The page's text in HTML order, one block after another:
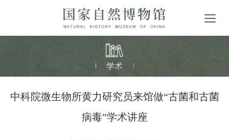
中科院微生物所黄力研究员来馆做“古菌和古菌
病毒”学术讲座